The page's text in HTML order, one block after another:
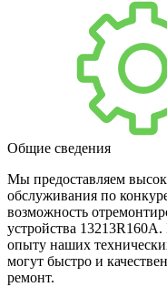
Общие сведения
Мы предоставляем
обслуживания по
возможность
устройства
опыту наших
могут быстро и
ремонт.